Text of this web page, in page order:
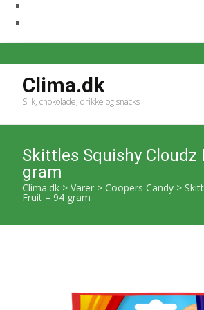
Clima.dk
Slik, chokolade, drikke og snacks
Skittles Squishy Cloudz
gram
Clima.dk > Varer > Coopers Candy >
Fruit – 94 gram